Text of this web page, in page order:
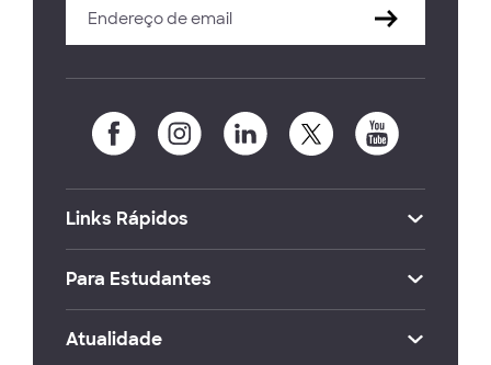
Links Rápidos
Para Estudantes
Atualidade